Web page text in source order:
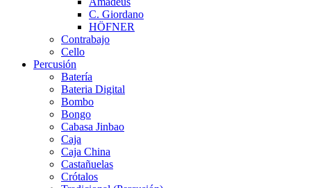
C. Giordano
HÖFNER
Contrabajo
Cello
Percusión
Batería
Bateria Digital
Bombo
Bongo
Cabasa Jinbao
Caja
Caja China
Castañuelas
Crótalos